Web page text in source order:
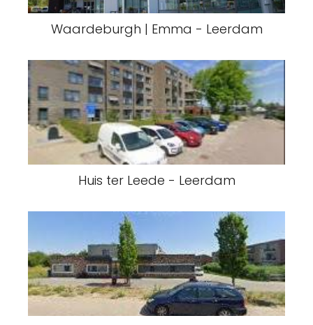
Waardeburgh | Emma - Leerdam
Huis ter Leede - Leerdam